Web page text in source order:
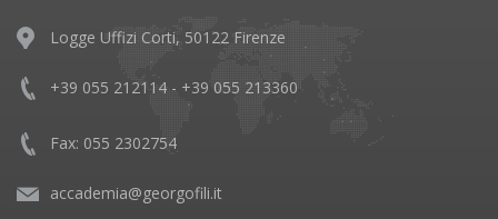
Logge Uffizi Corti, 50122 Firenze
+39 055 212114 - +39 055 213360
Fax: 055 2302754
accademia@georgofili.it